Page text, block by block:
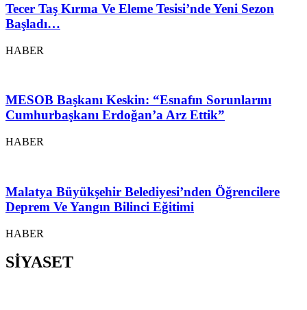
Tecer Taş Kırma Ve Eleme Tesisi’nde Yeni Sezon
Başladı…
HABER
MESOB Başkanı Keskin: “Esnafın Sorunlarını
Cumhurbaşkanı Erdoğan’a Arz Ettik”
HABER
Malatya Büyükşehir Belediyesi’nden Öğrencilere
Deprem Ve Yangın Bilinci Eğitimi
HABER
SİYASET